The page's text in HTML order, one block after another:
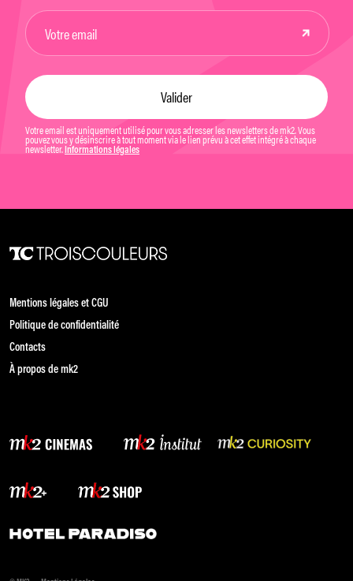
Votre email est uniquement utilisé pour vous adresser les newsletters de mk2. Vous
pouvez vous y désinscrire à tout moment via le lien prévu à cet effet intégré à chaque
newsletter. Informations légales
Mentions légales et CGU
Politique de confidentialité
Contacts
À propos de mk2